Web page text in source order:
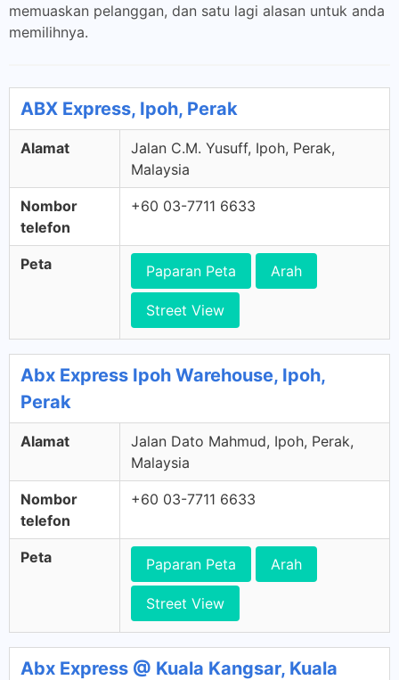
memuaskan pelanggan, dan satu lagi alasan untuk anda
memilihnya.
ABX Express, Ipoh, Perak
Alamat
Jalan C.M. Yusuff, Ipoh, Perak,
Malaysia
Nombor
telefon
+60 03-7711 6633
Peta Paparan Peta Arah
Street View
Abx Express Ipoh Warehouse, Ipoh,
Perak
Alamat
Jalan Dato Mahmud, Ipoh, Perak,
Malaysia
Nombor
telefon
+60 03-7711 6633
Peta Paparan Peta Arah
Street View
Abx Express @ Kuala Kangsar, Kuala